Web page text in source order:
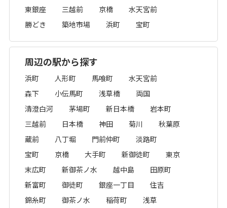
東銀座
三越前 京橋
水天宮前
勝どき
築地市場 浜町 宝町
周辺の駅から探す
浜町 人形町 馬喰町
水天宮前
森下
小伝馬町 浅草橋
両国
清澄白河
茅場町 新日本橋
岩本町
三越前
日本橋 神田 菊川
秋葉原
蔵前
八丁堀 門前仲町
淡路町
宝町
京橋 大手町 新御徒町
東京
末広町
新御茶ノ水 越中島
田原町
新富町
御徒町 銀座一丁目
住吉
錦糸町
御茶ノ水 稲荷町
浅草